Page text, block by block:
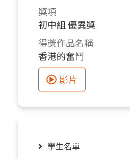
獎項
初中組 優異獎
得獎作品名稱
香港的奮鬥
影片
學生名單